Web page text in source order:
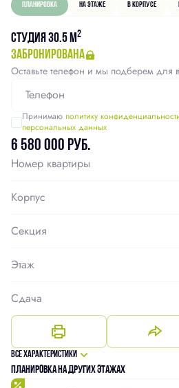
Планировка На этаже В корпусе
Студия 30.5 м2
забронирована
Оставьте телефон и мы подберем для
Принимаю политику
персональных данных
6 580 000 руб.
Номер квартиры
Корпус
Секция
Этаж
Сдача
Все характеристики
Планировка на других этажах